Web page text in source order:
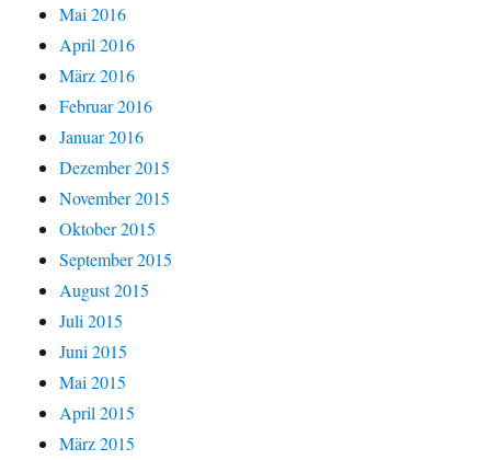
Mai 2016
April 2016
März 2016
Februar 2016
Januar 2016
Dezember 2015
November 2015
Oktober 2015
September 2015
August 2015
Juli 2015
Juni 2015
Mai 2015
April 2015
März 2015